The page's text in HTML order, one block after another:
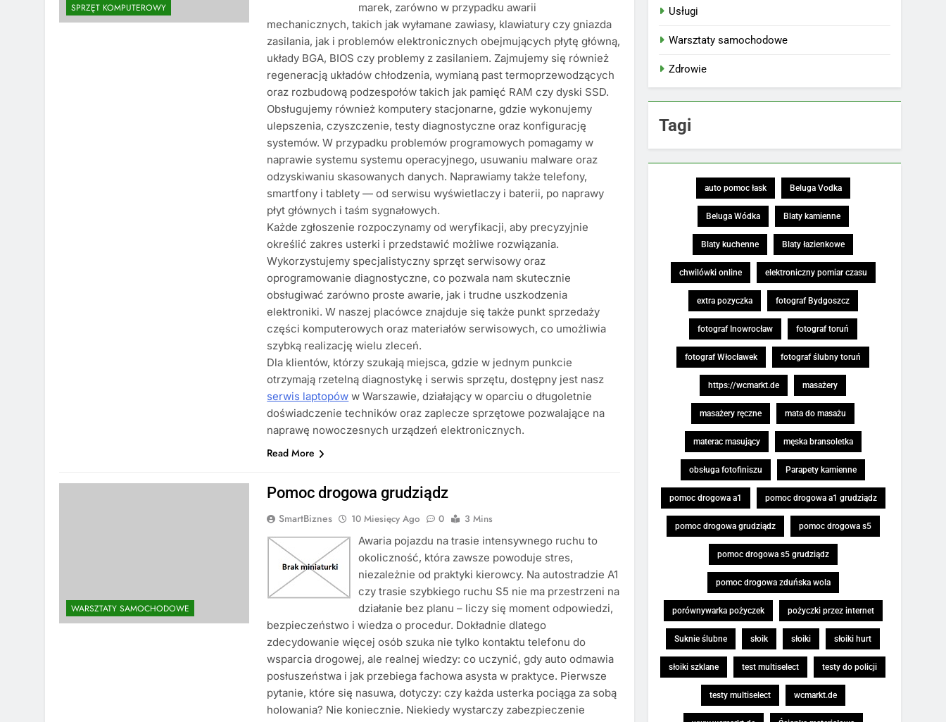
SPRZĘT KOMPUTEROWY
marek, zarówno w przypadku awarii
mechanicznych, takich jak wyłamane zawiasy, klawiatury czy gniazda
zasilania, jak i problemów elektronicznych obejmujących płytę główną,
układy BGA, BIOS czy problemy z zasilaniem. Zajmujemy się również
regeneracją układów chłodzenia, wymianą past termoprzewodzących
oraz rozbudową podzespołów takich jak pamięć RAM czy dyski SSD.
Obsługujemy również komputery stacjonarne, gdzie wykonujemy
ulepszenia, czyszczenie, testy diagnostyczne oraz konfigurację
systemów. W przypadku problemów programowych pomagamy w
naprawie systemu systemu operacyjnego, usuwaniu malware oraz
odzyskiwaniu skasowanych danych. Naprawiamy także telefony,
smartfony i tablety — od serwisu wyświetlaczy i baterii, po naprawy
płyt głównych i taśm sygnałowych.
Każde zgłoszenie rozpoczynamy od weryfikacji, aby precyzyjnie
określić zakres usterki i przedstawić możliwe rozwiązania.
Wykorzystujemy specjalistyczny sprzęt serwisowy oraz
oprogramowanie diagnostyczne, co pozwala nam skutecznie
obsługiwać zarówno proste awarie, jak i trudne uszkodzenia
elektroniki. W naszej placówce znajduje się także punkt sprzedaży
części komputerowych oraz materiałów serwisowych, co umożliwia
szybką realizację wielu zleceń.
Dla klientów, którzy szukają miejsca, gdzie w jednym punkcie
otrzymają rzetelną diagnostykę i serwis sprzętu, dostępny jest nasz
serwis laptopów w Warszawie, działający w oparciu o długoletnie
doświadczenie techników oraz zaplecze sprzętowe pozwalające na
naprawę nowoczesnych urządzeń elektronicznych.
Read More
WARSZTATY SAMOCHODOWE
Pomoc drogowa grudziądz
SmartBiznes 10 Miesięcy Ago 0
3 Mins
Awaria pojazdu na trasie intensywnego ruchu to
okoliczność, która zawsze powoduje stres,
niezależnie od praktyki kierowcy. Na autostradzie A1
czy trasie szybkiego ruchu S5 nie ma przestrzeni na
działanie bez planu – liczy się moment odpowiedzi,
bezpieczeństwo i wiedza o procedur. Dokładnie dlatego
zdecydowanie więcej osób szuka nie tylko kontaktu telefonu do
wsparcia drogowej, ale realnej wiedzy: co uczynić, gdy auto odmawia
posłuszeństwa i jak przebiega fachowa asysta w praktyce. Pierwsze
pytanie, które się nasuwa, dotyczy: czy każda usterka pociąga za sobą
holowania? Nie koniecznie. Niekiedy wystarczy zabezpieczenie
Usługi
Warsztaty samochodowe
Zdrowie
Tagi
auto pomoc łask Beluga Vodka
Beluga Wódka Blaty kamienne
Blaty kuchenne Blaty łazienkowe
chwilówki online elektroniczny pomiar czasu
extra pozyczka fotograf Bydgoszcz
fotograf Inowrocław fotograf toruń
fotograf Włocławek fotograf ślubny toruń
https://wcmarkt.de masażery
masażery ręczne mata do masażu
materac masujący męska bransoletka
obsługa fotofiniszu Parapety kamienne
pomoc drogowa a1 pomoc drogowa a1 grudziądz
pomoc drogowa grudziądz pomoc drogowa s5
pomoc drogowa s5 grudziądz
pomoc drogowa zduńska wola
porównywarka pożyczek pożyczki przez internet
Suknie ślubne słoik słoiki słoiki hurt
słoiki szklane test multiselect testy do policji
testy multiselect wcmarkt.de